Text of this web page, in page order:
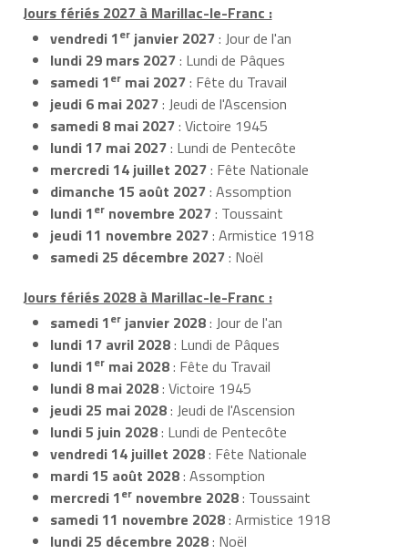
Jours fériés 2027 à Marillac-le-Franc :
vendredi 1er janvier 2027: Jour de l'an
lundi 29 mars 2027: Lundi de Pâques
samedi 1er mai 2027: Fête du Travail
jeudi 6 mai 2027: Jeudi de l'Ascension
samedi 8 mai 2027: Victoire 1945
lundi 17 mai 2027: Lundi de Pentecôte
mercredi 14 juillet 2027: Fête Nationale
dimanche 15 août 2027: Assomption
lundi 1er novembre 2027: Toussaint
jeudi 11 novembre 2027: Armistice 1918
samedi 25 décembre 2027: Noël
Jours fériés 2028 à Marillac-le-Franc :
samedi 1er janvier 2028: Jour de l'an
lundi 17 avril 2028: Lundi de Pâques
lundi 1er mai 2028: Fête du Travail
lundi 8 mai 2028: Victoire 1945
jeudi 25 mai 2028: Jeudi de l'Ascension
lundi 5 juin 2028: Lundi de Pentecôte
vendredi 14 juillet 2028: Fête Nationale
mardi 15 août 2028: Assomption
mercredi 1er novembre 2028: Toussaint
samedi 11 novembre 2028: Armistice 1918
lundi 25 décembre 2028: Noël